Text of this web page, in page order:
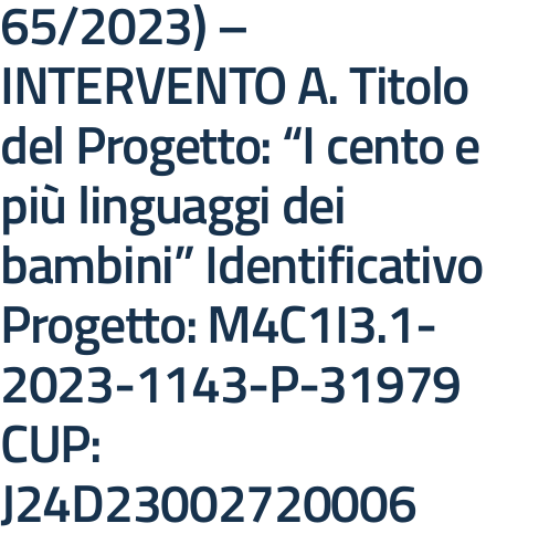
65/2023) –
INTERVENTO A. Titolo
del Progetto: “I cento e
più linguaggi dei
bambini” Identificativo
Progetto: M4C1I3.1-
2023-1143-P-31979
CUP:
J24D23002720006